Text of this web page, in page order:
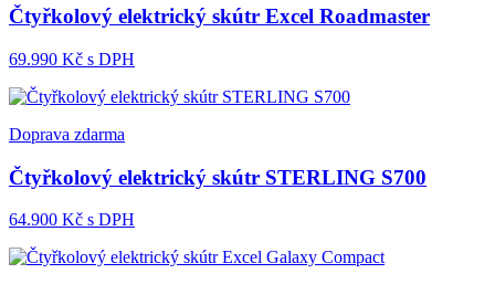
Čtyřkolový elektrický skútr Excel Roadmaster
69.990 Kč s DPH
Doprava zdarma
Čtyřkolový elektrický skútr STERLING S700
64.900 Kč s DPH